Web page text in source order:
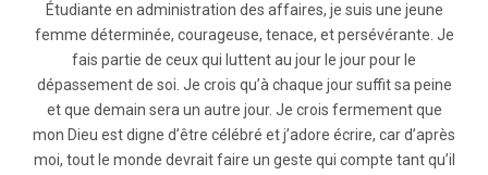
Étudiante en administration des affaires, je suis une jeune
femme déterminée, courageuse, tenace, et persévérante. Je
fais partie de ceux qui luttent au jour le jour pour le
dépassement de soi. Je crois qu’à chaque jour suffit sa peine
et que demain sera un autre jour. Je crois fermement que
mon Dieu est digne d’être célébré et j’adore écrire, car d’après
moi, tout le monde devrait faire un geste qui compte tant qu’il